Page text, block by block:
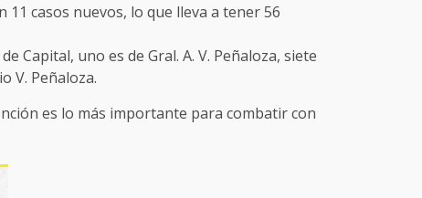
casos nuevos, lo que lleva a tener 56
Capital, uno es de Gral. A. V. Peñaloza, siete
V. Peñaloza.
es lo más importante para combatir con